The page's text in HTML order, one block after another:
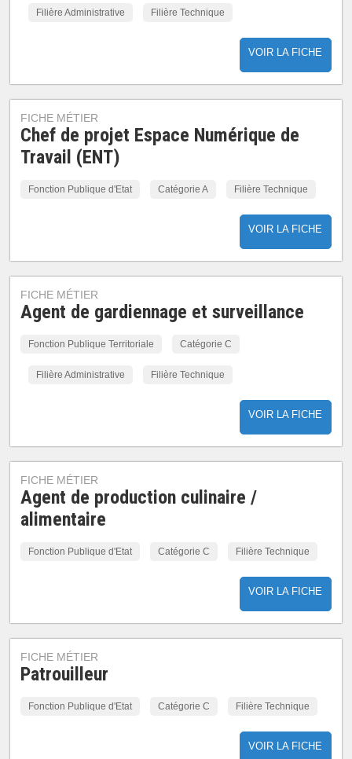
Filière Administrative Filière Technique
VOIR LA FICHE
FICHE MÉTIER
Chef de projet Espace Numérique de
Travail (ENT)
Fonction Publique d'Etat Catégorie A Filière Technique
VOIR LA FICHE
FICHE MÉTIER
Agent de gardiennage et surveillance
Fonction Publique Territoriale Catégorie C
Filière Administrative Filière Technique
VOIR LA FICHE
FICHE MÉTIER
Agent de production culinaire /
alimentaire
Fonction Publique d'Etat Catégorie C Filière Technique
VOIR LA FICHE
FICHE MÉTIER
Patrouilleur
Fonction Publique d'Etat Catégorie C Filière Technique
VOIR LA FICHE